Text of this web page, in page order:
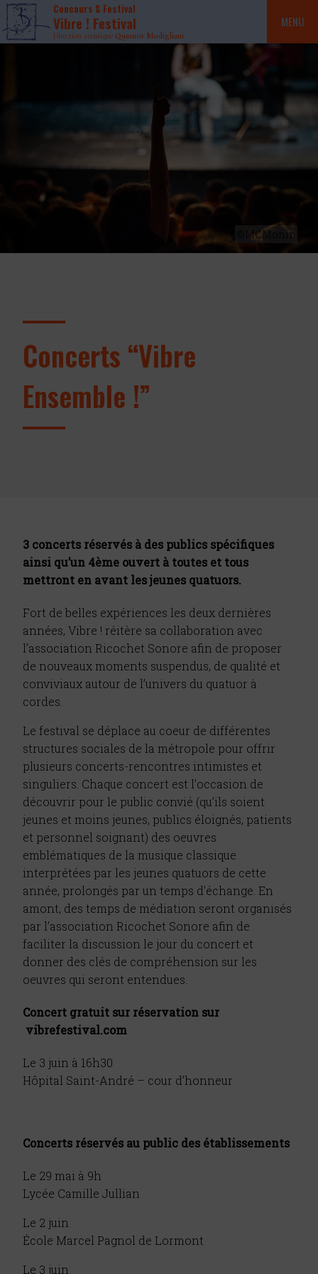
Concours & Festival
Vibre ! Festival
Direction artistique Quatuor Modigliani
MENU
©MCMonin
Concerts “Vibre
Ensemble !”
3 concerts réservés à des publics spécifiques
ainsi qu’un 4ème ouvert à toutes et tous
mettront en avant les jeunes quatuors.
Fort de belles expériences les deux dernières
années, Vibre ! réitère sa collaboration avec
l’association Ricochet Sonore afin de proposer
de nouveaux moments suspendus, de qualité et
conviviaux autour de l’univers du quatuor à
cordes.
Le festival se déplace au coeur de différentes
structures sociales de la métropole pour offrir
plusieurs concerts-rencontres intimistes et
singuliers. Chaque concert est l’occasion de
découvrir pour le public convié (qu’ils soient
jeunes et moins jeunes, publics éloignés, patients
et personnel soignant) des oeuvres
emblématiques de la musique classique
interprétées par les jeunes quatuors de cette
année, prolongés par un temps d’échange. En
amont, des temps de médiation seront organisés
par l’association Ricochet Sonore afin de
faciliter la discussion le jour du concert et
donner des clés de compréhension sur les
oeuvres qui seront entendues.
Concert gratuit sur réservation sur
vibrefestival.com
Le 3 juin à 16h30
Hôpital Saint-André – cour d’honneur
Concerts réservés au public des établissements
Le 29 mai à 9h
Lycée Camille Jullian
Le 2 juin
École Marcel Pagnol de Lormont
Le 3 juin